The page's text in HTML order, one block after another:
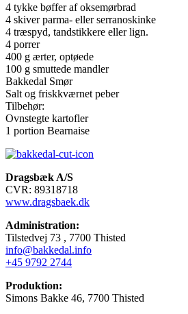
4 tykke bøffer af oksemørbrad
4 skiver parma- eller serranoskinke
4 træspyd, tandstikkere eller lign.
4 porrer
400 g ærter, optøede
100 g smuttede mandler
Bakkedal Smør
Salt og friskkværnet peber
Tilbehør:
Ovnstegte kartofler
1 portion Bearnaise
Dragsbæk A/S
CVR: 89318718
www.dragsbaek.dk
Administration:
Tilstedvej 73 , 7700 Thisted
info@bakkedal.info
+45 9792 2744
Produktion:
Simons Bakke 46, 7700 Thisted